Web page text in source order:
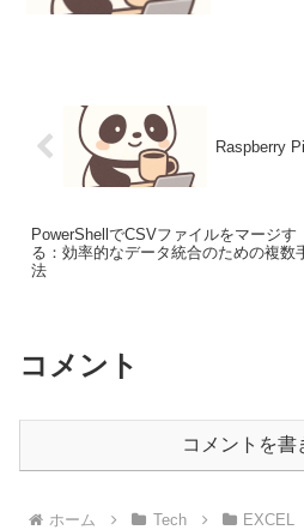
Raspberry
PowerShellでCSVファイルをマージす
る：効率的なデータ統合のための複数
法
コメント
コメントを書
ホーム Tech EXCEL